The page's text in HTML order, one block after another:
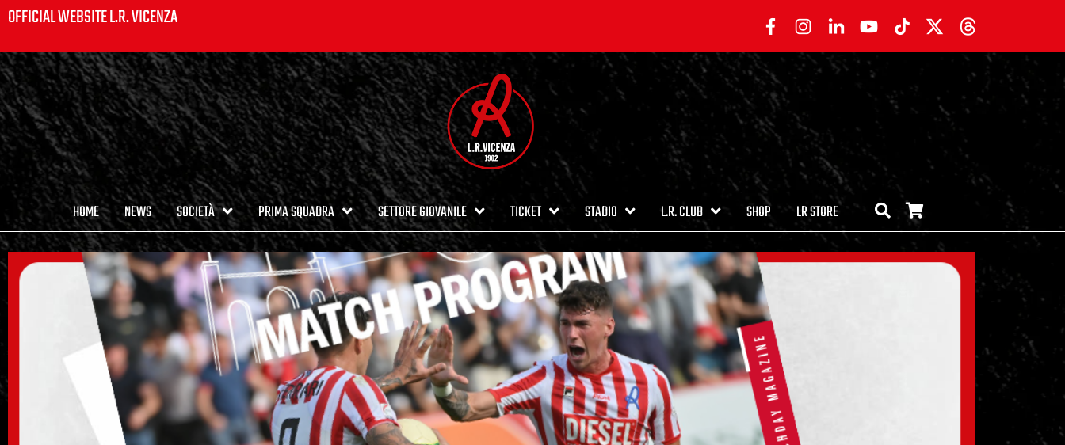
OFFICIAL WEBSITE L.R. VICENZA
HOME NEWS SOCIETÀ PRIMA SQUADRA SETTORE GIOVANILE TICKET STADIO L.R. CLUB SHOP LR STORE